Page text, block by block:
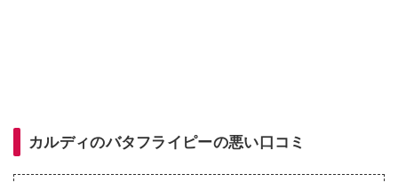
カルディのバタフライピーの悪い口コミ